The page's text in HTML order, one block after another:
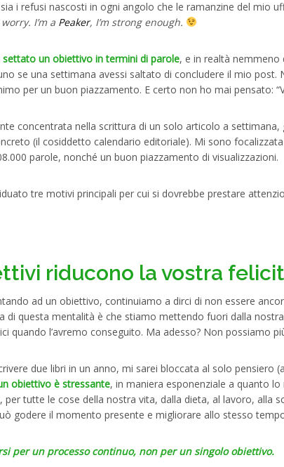
i refusi nascosti in ogni angolo che le ramanzine del mio
worry. I’m a Peaker, I’m strong enough.
un obiettivo in termini di parole, e in realtà nemmeno
se una settimana avessi saltato di concludere il mio post.
per un buon piazzamento. E certo non ho mai pensato:
concentrata nella scrittura di un solo articolo a
(il cosiddetto calendario editoriale). Mi sono
parole, nonché un buon piazzamento di visualizzazioni.
tre motivi principali per cui si dovrebbe prestare
riducono la vostra
ad un obiettivo, continuiamo a dirci di non essere
di questa mentalità è che stiamo mettendo fuori dalla
quando l’avremo conseguito. Ma adesso? Non possiamo
due libri in un anno, mi sarei bloccata al solo pensiero
obiettivo è stressante, in maniera esponenziale a quanto
tutte le cose della nostra vita, dalla dieta, al lavoro, alla
godere il momento presente e migliorare allo stesso
per un processo continuo, non per un singolo obiettivo.